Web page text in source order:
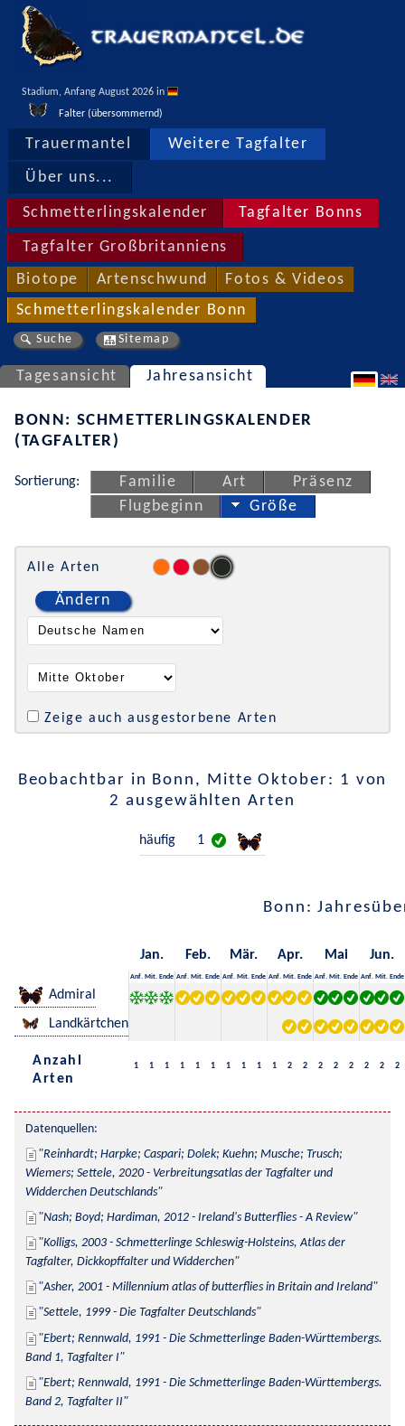
Stadium, Anfang August 2026 in
Falter (übersommernd)
Trauermantel Weitere Tagfalter
Über uns...
Schmetterlingskalender Tagfalter Bonns
Tagfalter Großbritanniens
Biotope Artenschwund Fotos & Videos
Schmetterlingskalender Bonn
Suche Sitemap
Tagesansicht Jahresansicht
BONN: SCHMETTERLINGSKALENDER
(TAGFALTER)
Sortierung: Familie Art
Präsenz
Flugbeginn
Größe
Alle Arten
Ändern
Zeige auch ausgestorbene Arten
Beobachtbar in Bonn, Mitte Oktober: 1 von
2 ausgewählten Arten
häufig 1
Bonn:
Jan. Feb. Mär. Apr. Mai Jun.
Anf. Mit. Ende Anf. Mit. Ende Anf. Mit. Ende Anf. Mit. Ende Anf. Mit. Ende Anf. Mit. Ende
Admiral
Landkärtchen
Anzahl
Arten
1 1 1 1 1 1 1 1 1 1 2 2 2 2 2 2 2 2
Datenquellen:
Reinhardt; Harpke; Caspari; Dolek; Kuehn; Musche; Trusch;
Wiemers; Settele, 2020 - Verbreitungsatlas der Tagfalter und
Widderchen Deutschlands
Nash; Boyd; Hardiman, 2012 - Ireland's Butterflies - A Review
Kolligs, 2003 - Schmetterlinge Schleswig-Holsteins, Atlas der
Tagfalter, Dickkopffalter und Widderchen
Asher, 2001 - Millennium atlas of butterflies in Britain and Ireland
Settele, 1999 - Die Tagfalter Deutschlands
Ebert; Rennwald, 1991 - Die Schmetterlinge Baden-Württembergs.
Band 1, Tagfalter I
Ebert; Rennwald, 1991 - Die Schmetterlinge Baden-Württembergs.
Band 2, Tagfalter II